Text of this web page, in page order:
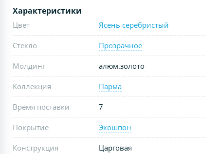
Характеристики
Цвет Ясень серебристый
Стекло Прозрачное
Молдинг алюм.золото
Коллекция Парма
Время поставки 7
Покрытие Экошпон
Конструкция Царговая